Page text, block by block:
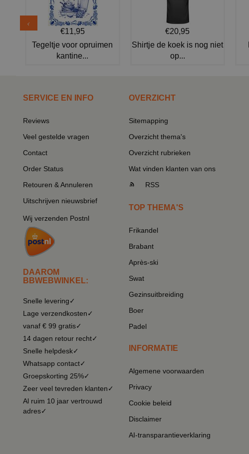
€11,95
Tegeltje voor opruimen
kantine...
€20,95
Shirtje de koek is nog niet
op...
SERVICE EN INFO
Reviews
Veel gestelde vragen
Contact
Order Status
Retouren & Annuleren
Uitschrijven nieuwsbrief
Wij verzenden Postnl
DAAROM
BBWEBWINKEL:
Snelle levering✓
Lage verzendkosten✓
vanaf € 99 gratis✓
14 dagen retour recht✓
Snelle helpdesk✓
Whatsapp contact✓
Groepskorting 25%✓
Zeer veel tevreden klanten✓
Al ruim 10 jaar vertrouwd
adres✓
OVERZICHT
Sitemapping
Overzicht thema's
Overzicht rubrieken
Wat vinden klanten van ons
RSS
TOP THEMA'S
Frikandel
Brabant
Après-ski
Swat
Gezinsuitbreiding
Boer
Padel
INFORMATIE
Algemene voorwaarden
Privacy
Cookie beleid
Disclaimer
AI-transparantieverklaring